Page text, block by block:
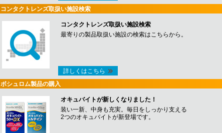
コンタクトレンズ取扱い施設検索
コンタクトレンズ取扱い施設検索
最寄りの製品取扱い施設の検索はこちらから。
詳しくはこちら
ボシュロム製品の購入
オキュバイトが新しくなりました！
装い一新、中身も充実。毎日をしっかり支える
2つのオキュバイトが新登場です。